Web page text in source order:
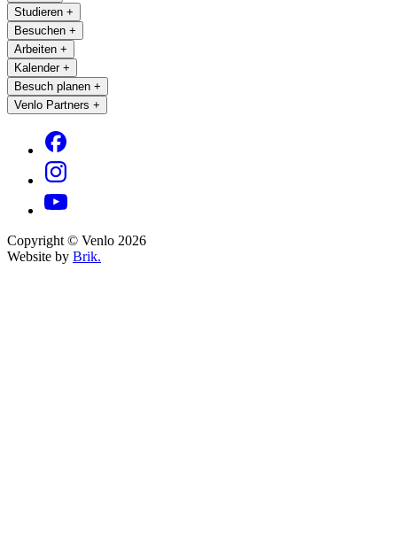
Studieren +
Besuchen +
Arbeiten +
Kalender +
Besuch planen +
Venlo Partners +
Copyright © Venlo 2026
Website by Brik.